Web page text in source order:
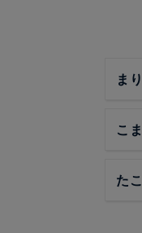
まり
こま
たこ